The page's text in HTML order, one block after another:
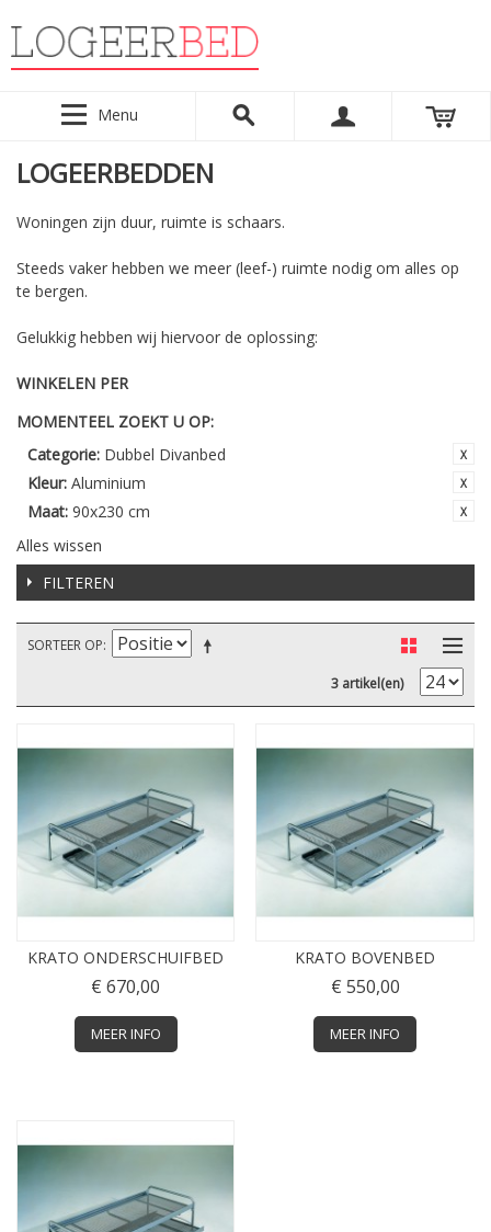
Menu
LOGEERBEDDEN
Woningen zijn duur, ruimte is schaars.
Steeds vaker hebben we meer (leef-) ruimte nodig om alles op
te bergen.
Gelukkig hebben wij hiervoor de oplossing:
WINKELEN PER
MOMENTEEL ZOEKT U OP:
Categorie: Dubbel Divanbed
Kleur: Aluminium
Maat: 90x230 cm
Alles wissen
FILTEREN
SORTEER OP
3 artikel(en)
KRATO ONDERSCHUIFBED
€ 670,00
MEER INFO
KRATO BOVENBED
€ 550,00
MEER INFO